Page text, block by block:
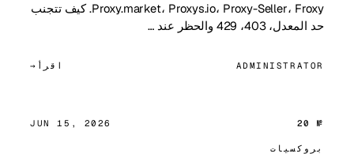
Proxy.market، Proxys.io، Proxy-Seller، Froxy. كيف تتجنب
حد المعدل، 403، 429 والحظر عند …
ADMINISTRATOR اقرأ
№ 20
JUN 15, 2026
بروكسيات